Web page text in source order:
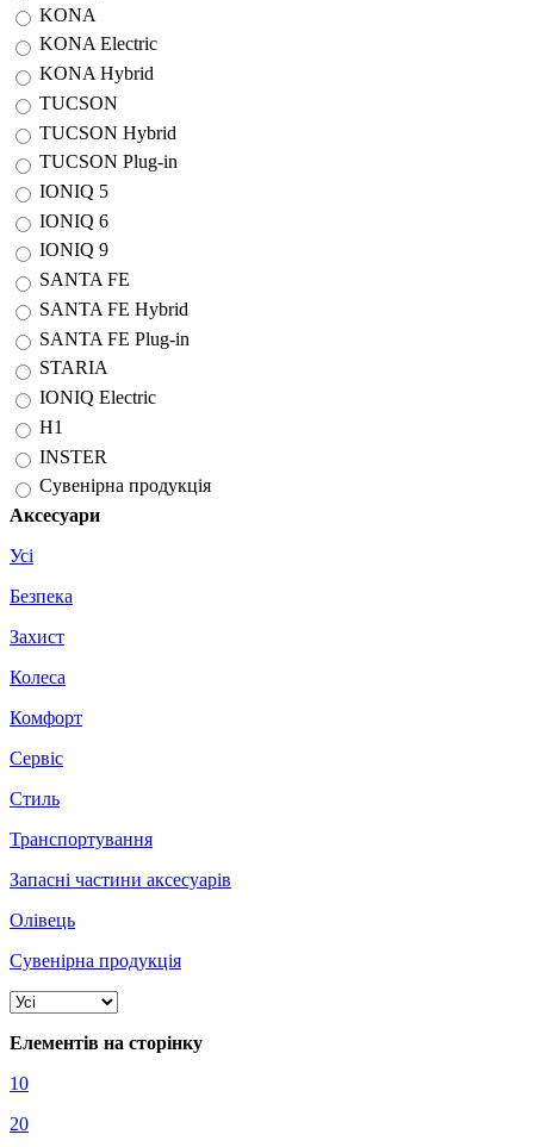
KONA
KONA Electric
KONA Hybrid
TUCSON
TUCSON Hybrid
TUCSON Plug-in
IONIQ 5
IONIQ 6
IONIQ 9
SANTA FE
SANTA FE Hybrid
SANTA FE Plug-in
STARIA
IONIQ Electric
H1
INSTER
Сувенірна продукція
Аксесуари
Усі
Безпека
Захист
Колеса
Комфорт
Сервіс
Стиль
Транспортування
Запасні частини аксесуарів
Олівець
Сувенірна продукція
Елементів на сторінку
10
20